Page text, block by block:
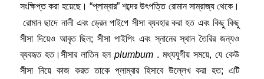
সংক্ষিপ্ত করা হয়েছে। “প্লাম্বার” শব্দের উৎপত্তি রোমান সাম্রাজ্য থেকে।
রোমান ছাদে নালী এবং ড্রেন পাইপে সীসা ব্যবহার করা হত এবং কিছু কিছু
সীসা দিয়েও আবৃত ছিল; সীসা পাইপিং এবং স্নানের স্থান তৈরির জন্যও
ব্যবহৃত হত।সীসার লাতিন হল plumbum . মধ্যযুগীয় সময়ে, যে কেউ
সীসা নিয়ে কাজ করত তাকে প্লাম্বার হিসাবে উল্লেখ করা হত; এটি